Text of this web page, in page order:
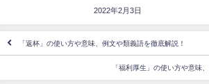
2022年2月3日
「返杯」の使い方や意味、例文や類義語を徹底解説！
「福利厚生」の使い方や意味